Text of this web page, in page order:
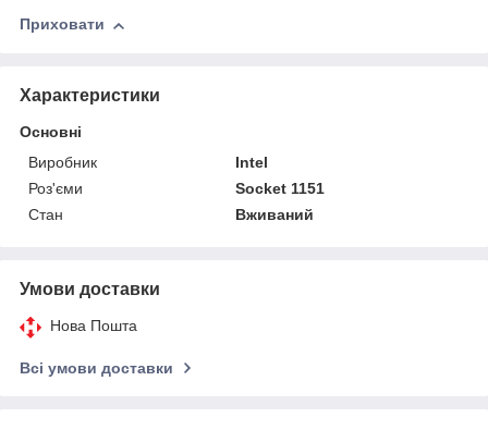
Приховати
Характеристики
Основні
Виробник
Intel
Роз'єми
Socket 1151
Стан
Вживаний
Умови доставки
Нова Пошта
Всі умови доставки